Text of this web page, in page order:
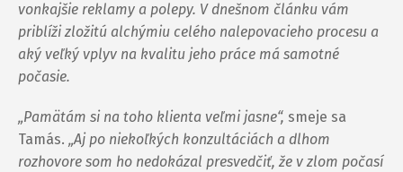
vonkajšie reklamy a polepy. V dnešnom článku vám
priblíži zložitú alchýmiu celého nalepovacieho procesu a
aký veľký vplyv na kvalitu jeho práce má samotné
počasie.
„Pamätám si na toho klienta veľmi jasne“, smeje sa
Tamás. „Aj po niekoľkých konzultáciách a dlhom
rozhovore som ho nedokázal presvedčiť, že v zlom počasí